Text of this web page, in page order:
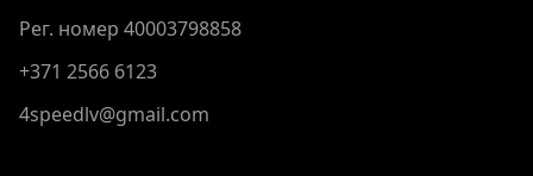
Рег. номер 40003798858
+371 2566 6123
4speedlv@gmail.com